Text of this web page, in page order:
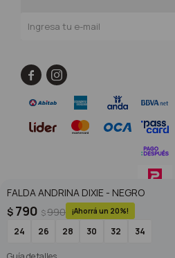
FALDA ANDRINA DIXIE - NEGRO
$ 790 $990 20
24 26 28 30 32 34
 
© Copyright 2026 / Superoutlet / FORTER S.A Rut